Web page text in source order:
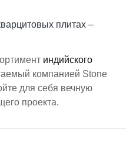
плитах –
индийского
компанией Stone
для себя вечную
проекта.